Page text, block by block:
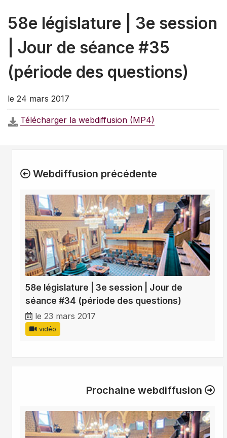
58e législature | 3e session
| Jour de séance #35
(période des questions)
le 24 mars 2017
Télécharger la webdiffusion (MP4)
Webdiffusion précédente
58e législature | 3e session | Jour de
séance #34 (période des questions)
le 23 mars 2017
vidéo
Prochaine webdiffusion